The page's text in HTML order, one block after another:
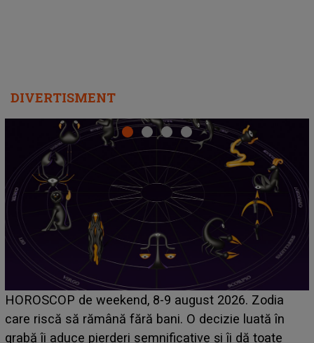
DIVERTISMENT
Emanuel a ținut ACEST DETALIU ASCUNS până
acum! În fața Alexandrei, concurentul din Casa Iubirii
face o MĂRTURISIRE NEAȘTEPTATĂ despre mama